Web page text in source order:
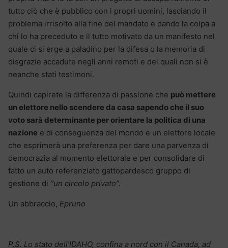
tutto ciò che è pubblico con i propri uomini, lasciando il
problema irrisolto alla fine del mandato e dando la colpa a
chi lo ha preceduto e il tutto motivato da un manifesto nel
quale ci si erge a paladino per la difesa o la memoria di
disgrazie accadute negli anni remoti e dei quali non si è
neanche stati testimoni.
Quindi capirete la differenza di passione che può mettere
un elettore nello scendere da casa sapendo che il suo
voto sarà determinante per orientare la politica di una
nazione e di conseguenza del mondo e un elettore locale
che esprimerà una preferenza per dare una parvenza di
democrazia al momento elettorale e per consolidare di
fatto un auto referenziato gattopardesco gruppo di
gestione di “un circolo privato”.
Un abbraccio, Epruno
P.S. Lo stato dell’IDAHO, confina a nord con il Canada, ad